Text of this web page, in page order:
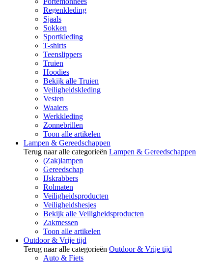
Regenkleding
Sjaals
Sokken
Sportkleding
T-shirts
Teenslippers
Truien
Hoodies
Bekijk alle Truien
Veiligheidskleding
Vesten
Waaiers
Werkkleding
Zonnebrillen
Toon alle artikelen
Lampen & Gereedschappen
Terug naar alle categorieën Lampen & Gereedschappen
(Zak)lampen
Gereedschap
IJskrabbers
Rolmaten
Veiligheidsproducten
Veiligheidshesjes
Bekijk alle Veiligheidsproducten
Zakmessen
Toon alle artikelen
Outdoor & Vrije tijd
Terug naar alle categorieën Outdoor & Vrije tijd
Auto & Fiets